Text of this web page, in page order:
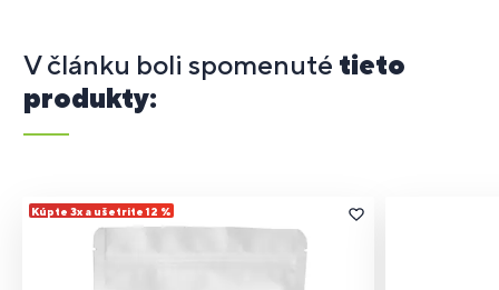
V článku boli spomenuté tieto
produkty:
Kúpte 3x a ušetrite 12 %